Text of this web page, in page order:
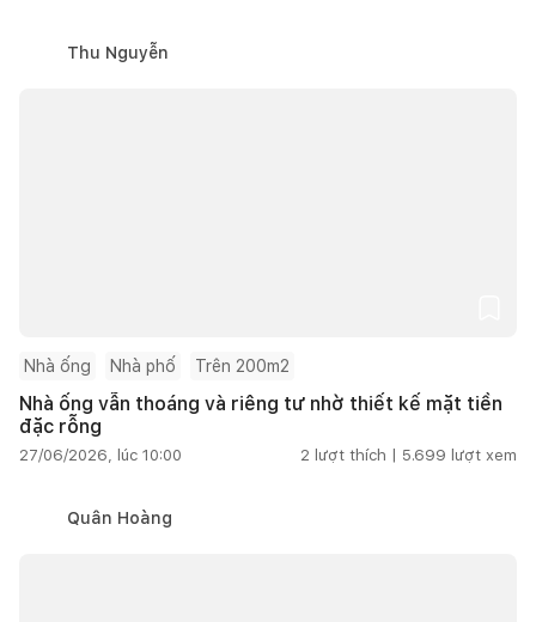
Thu Nguyễn
Nhà ống Nhà phố Trên 200m2
Nhà ống vẫn thoáng và riêng tư nhờ thiết kế mặt tiền
đặc rỗng
27/06/2026, lúc 10:00 2 lượt thích | 5.699 lượt xem
Quân Hoàng